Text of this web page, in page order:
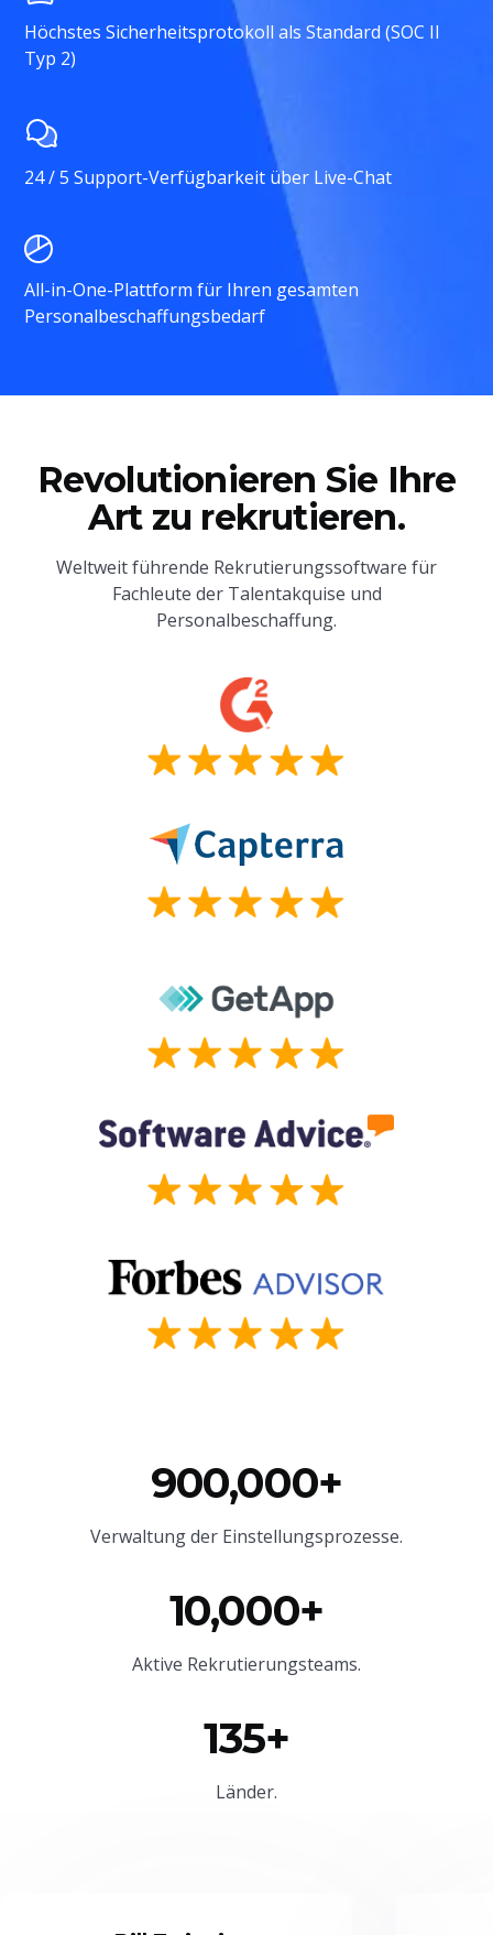
Höchstes Sicherheitsprotokoll als Standard (SOC II
Typ 2)
24 / 5 Support-Verfügbarkeit über Live-Chat
All-in-One-Plattform für Ihren gesamten
Personalbeschaffungsbedarf
Revolutionieren Sie Ihre
Art zu rekrutieren.
Weltweit führende Rekrutierungssoftware für
Fachleute der Talentakquise und
Personalbeschaffung.
900,000+
Verwaltung der Einstellungsprozesse.
10,000+
Aktive Rekrutierungsteams.
135+
Länder.